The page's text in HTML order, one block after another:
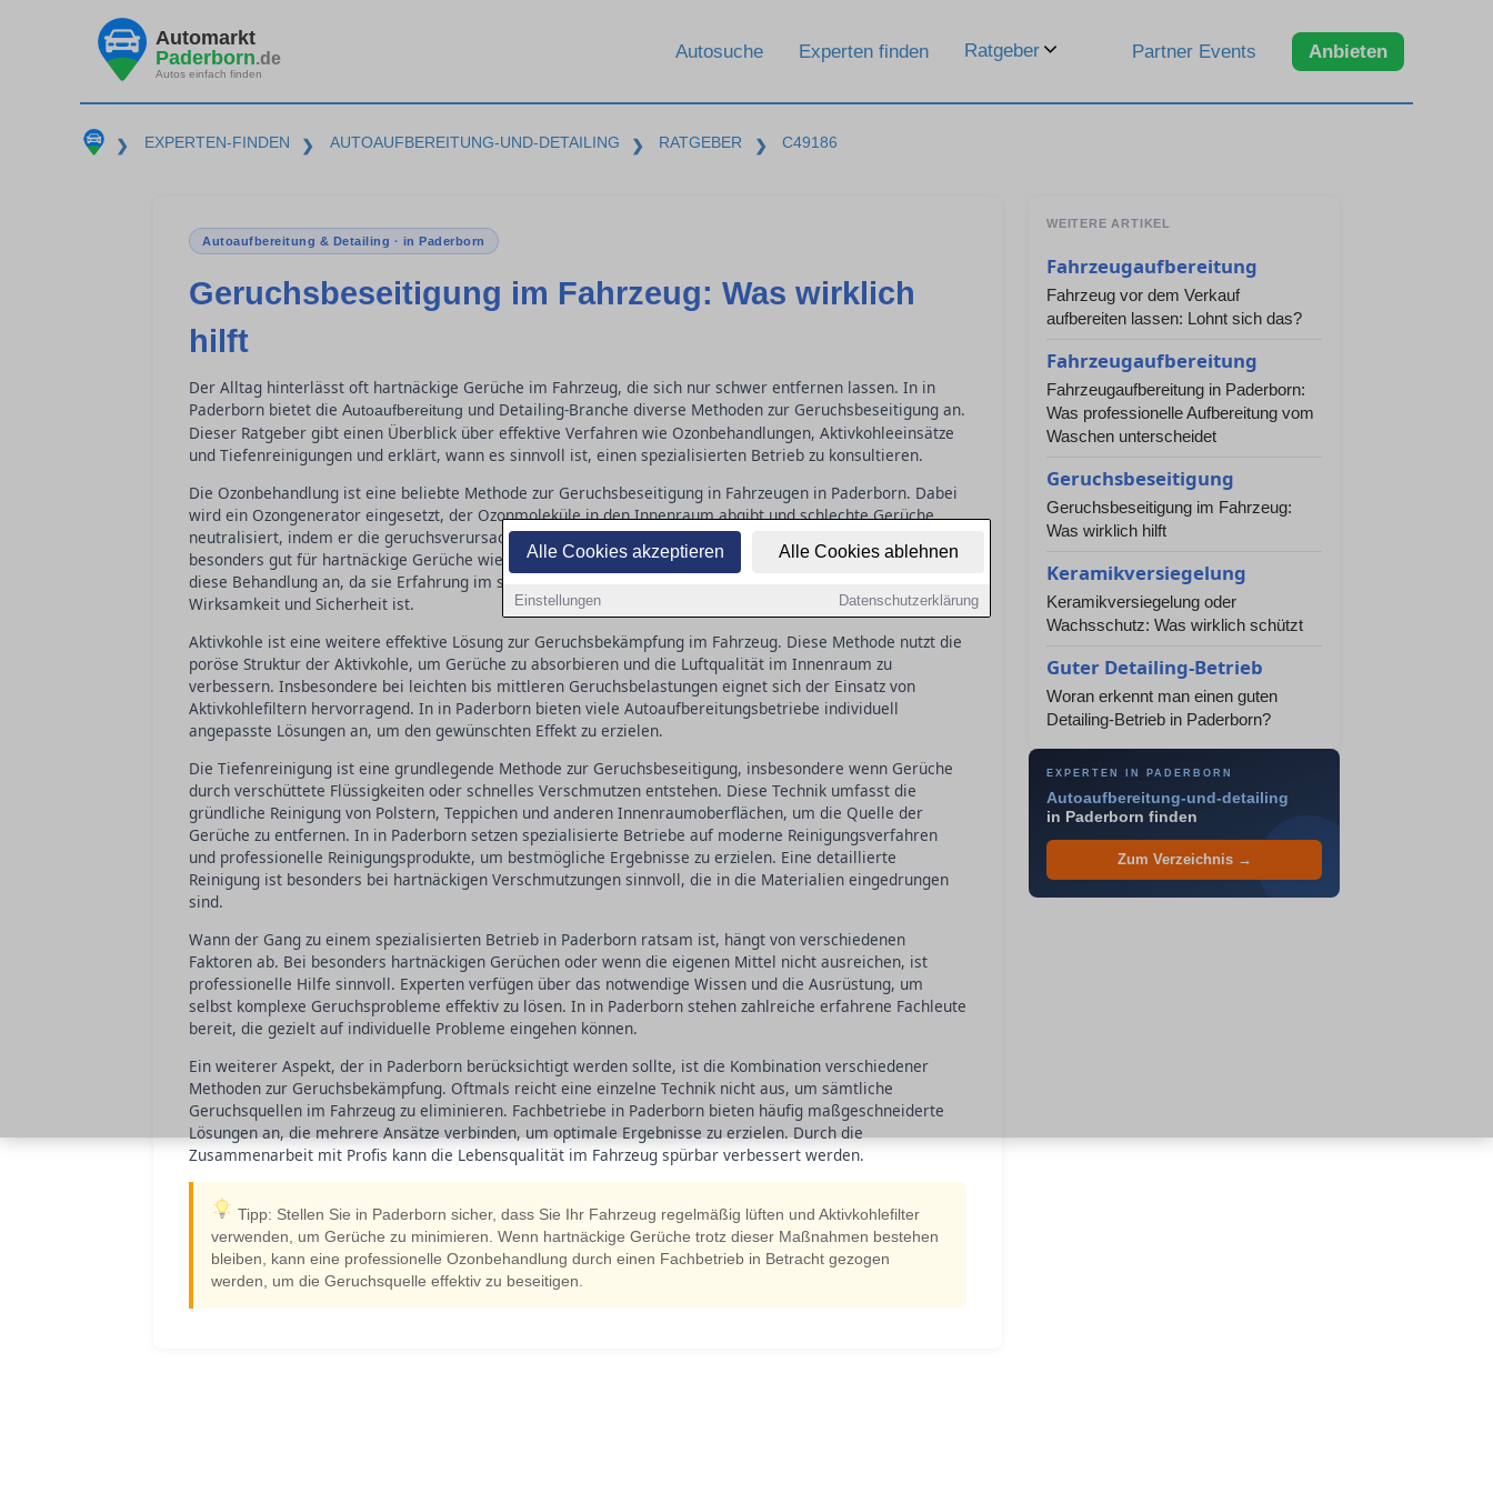
Alle Cookies akzeptieren Alle Cookies ablehnen
Einstellungen Datenschutzerklärung
Automarkt
Paderborn.de
Autos einfach finden
Autosuche Experten finden Ratgeber Partner Events Anbieten
❯ EXPERTEN-FINDEN ❯ AUTOAUFBEREITUNG-UND-DETAILING ❯ RATGEBER ❯ C49186
Autoaufbereitung & Detailing · in Paderborn
Geruchsbeseitigung im Fahrzeug: Was wirklich
hilft
Der Alltag hinterlässt oft hartnäckige Gerüche im Fahrzeug, die sich nur schwer entfernen lassen. In in
Paderborn bietet die Autoaufbereitung und Detailing-Branche diverse Methoden zur Geruchsbeseitigung an.
Dieser Ratgeber gibt einen Überblick über effektive Verfahren wie Ozonbehandlungen, Aktivkohleeinsätze
und Tiefenreinigungen und erklärt, wann es sinnvoll ist, einen spezialisierten Betrieb zu konsultieren.
Die Ozonbehandlung ist eine beliebte Methode zur Geruchsbeseitigung in Fahrzeugen in Paderborn. Dabei
wird ein Ozongenerator eingesetzt, der Ozonmoleküle in den Innenraum abgibt und schlechte Gerüche
neutralisiert, indem er die geruchsverursachenden Partikel aufspaltet. Diese Technik eignet sich
besonders gut für hartnäckige Gerüche wie Rauch oder Tiergerüche. Fachbetriebe in Paderborn bieten oft
diese Behandlung an, da sie Erfahrung im sicheren Umgang mit Ozon haben, was wichtig für die
Wirksamkeit und Sicherheit ist.
Aktivkohle ist eine weitere effektive Lösung zur Geruchsbekämpfung im Fahrzeug. Diese Methode nutzt die
poröse Struktur der Aktivkohle, um Gerüche zu absorbieren und die Luftqualität im Innenraum zu
verbessern. Insbesondere bei leichten bis mittleren Geruchsbelastungen eignet sich der Einsatz von
Aktivkohlefiltern hervorragend. In in Paderborn bieten viele Autoaufbereitungsbetriebe individuell
angepasste Lösungen an, um den gewünschten Effekt zu erzielen.
Die Tiefenreinigung ist eine grundlegende Methode zur Geruchsbeseitigung, insbesondere wenn Gerüche
durch verschüttete Flüssigkeiten oder schnelles Verschmutzen entstehen. Diese Technik umfasst die
gründliche Reinigung von Polstern, Teppichen und anderen Innenraumoberflächen, um die Quelle der
Gerüche zu entfernen. In in Paderborn setzen spezialisierte Betriebe auf moderne Reinigungsverfahren
und professionelle Reinigungsprodukte, um bestmögliche Ergebnisse zu erzielen. Eine detaillierte
Reinigung ist besonders bei hartnäckigen Verschmutzungen sinnvoll, die in die Materialien eingedrungen
sind.
Wann der Gang zu einem spezialisierten Betrieb in Paderborn ratsam ist, hängt von verschiedenen
Faktoren ab. Bei besonders hartnäckigen Gerüchen oder wenn die eigenen Mittel nicht ausreichen, ist
professionelle Hilfe sinnvoll. Experten verfügen über das notwendige Wissen und die Ausrüstung, um
selbst komplexe Geruchsprobleme effektiv zu lösen. In in Paderborn stehen zahlreiche erfahrene Fachleute
bereit, die gezielt auf individuelle Probleme eingehen können.
Ein weiterer Aspekt, der in Paderborn berücksichtigt werden sollte, ist die Kombination verschiedener
Methoden zur Geruchsbekämpfung. Oftmals reicht eine einzelne Technik nicht aus, um sämtliche
Geruchsquellen im Fahrzeug zu eliminieren. Fachbetriebe in Paderborn bieten häufig maßgeschneiderte
Lösungen an, die mehrere Ansätze verbinden, um optimale Ergebnisse zu erzielen. Durch die
Zusammenarbeit mit Profis kann die Lebensqualität im Fahrzeug spürbar verbessert werden.
Tipp: Stellen Sie in Paderborn sicher, dass Sie Ihr Fahrzeug regelmäßig lüften und Aktivkohlefilter
verwenden, um Gerüche zu minimieren. Wenn hartnäckige Gerüche trotz dieser Maßnahmen bestehen
bleiben, kann eine professionelle Ozonbehandlung durch einen Fachbetrieb in Betracht gezogen
werden, um die Geruchsquelle effektiv zu beseitigen.
WEITERE ARTIKEL
Fahrzeugaufbereitung
Fahrzeug vor dem Verkauf
aufbereiten lassen: Lohnt sich das?
Fahrzeugaufbereitung
Fahrzeugaufbereitung in Paderborn:
Was professionelle Aufbereitung vom
Waschen unterscheidet
Geruchsbeseitigung
Geruchsbeseitigung im Fahrzeug:
Was wirklich hilft
Keramikversiegelung
Keramikversiegelung oder
Wachsschutz: Was wirklich schützt
Guter Detailing-Betrieb
Woran erkennt man einen guten
Detailing-Betrieb in Paderborn?
EXPERTEN IN PADERBORN
Autoaufbereitung-und-detailing
in Paderborn finden
Zum Verzeichnis →